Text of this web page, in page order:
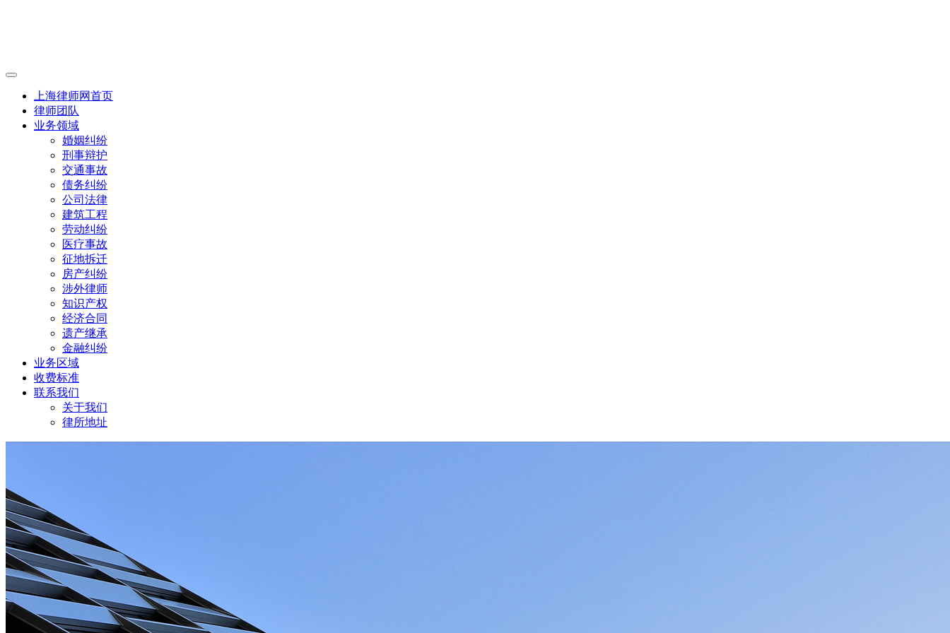
上海律师网首页
律师团队
业务领域
婚姻纠纷
刑事辩护
交通事故
债务纠纷
公司法律
建筑工程
劳动纠纷
医疗事故
征地拆迁
房产纠纷
涉外律师
知识产权
经济合同
遗产继承
金融纠纷
业务区域
收费标准
联系我们
关于我们
律所地址